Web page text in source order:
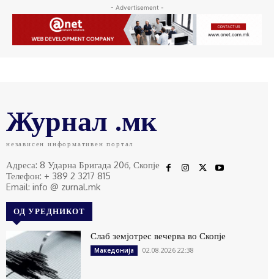
- Advertisement -
Журнал .мк
независен информативен портал
Адреса: 8 Ударна Бригада 20б, Скопје
Телефон: + 389 2 3217 815
Email: info @ zurnal.mk
ОД УРЕДНИКОТ
Слаб земјотрес вечерва во Скопје
Македонија 02.08.2026 22:38